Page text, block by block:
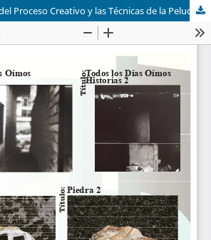
Transformaciones del Proceso Creativo y las Técnicas de la Peluquería en Bogotá, Colombia (1980-2020):